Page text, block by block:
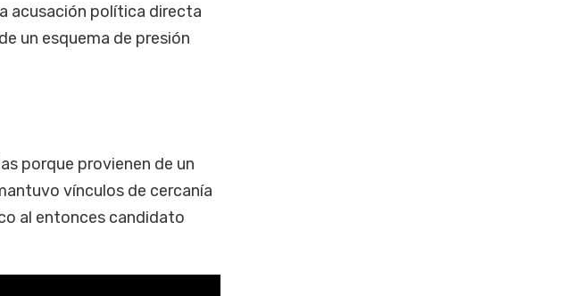
acusación política directa
un esquema de presión
porque provienen de un
vínculos de cercanía
al entonces candidato